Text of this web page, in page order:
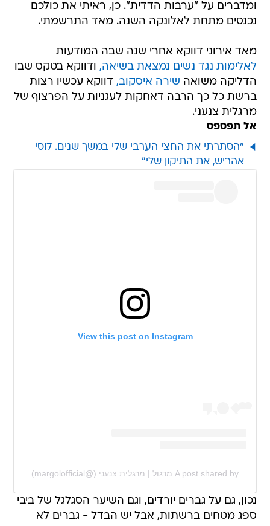
ומדברים על "ערבות הדדית". כן, ראיתי את כולכם
נכנסים מתחת לאלונקה השנה. מאד התרשמתי.
מאד אירוני דווקא אחרי שנה שבה המודעות
לאלימות נגד נשים נמצאת בשיאה, ודווקא בטקס שבו
הדליקה משואה שירה איסקוב, דווקא עכשיו רצות
ברשת כל כך הרבה דאחקות לעגניות על הפרצוף של
מרגלית צנעני.
אל תפספס
"הסתרתי את החצי הערבי שלי במשך שנים. לוסי
אהריש, את התיקון שלי"
View this post on Instagram
A post shared by מרגול | מרגלית צנעני (@margolofficial)
נכון, גם על גברים יורדים, וגם השיער הסגלגל של ביבי
ספג מטחים ברשתות, אבל יש הבדל - גברים לא